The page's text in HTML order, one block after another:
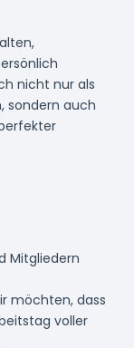
nicht nur als
sondern auch
Mitgliedern
möchten, dass
voller